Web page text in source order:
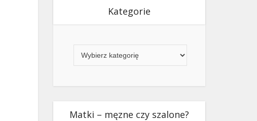
Kategorie
Matki – męzne czy szalone?